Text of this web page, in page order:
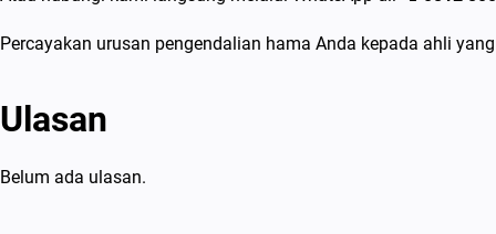
Percayakan urusan pengendalian hama Anda kepada ahli
Ulasan
Belum ada ulasan.